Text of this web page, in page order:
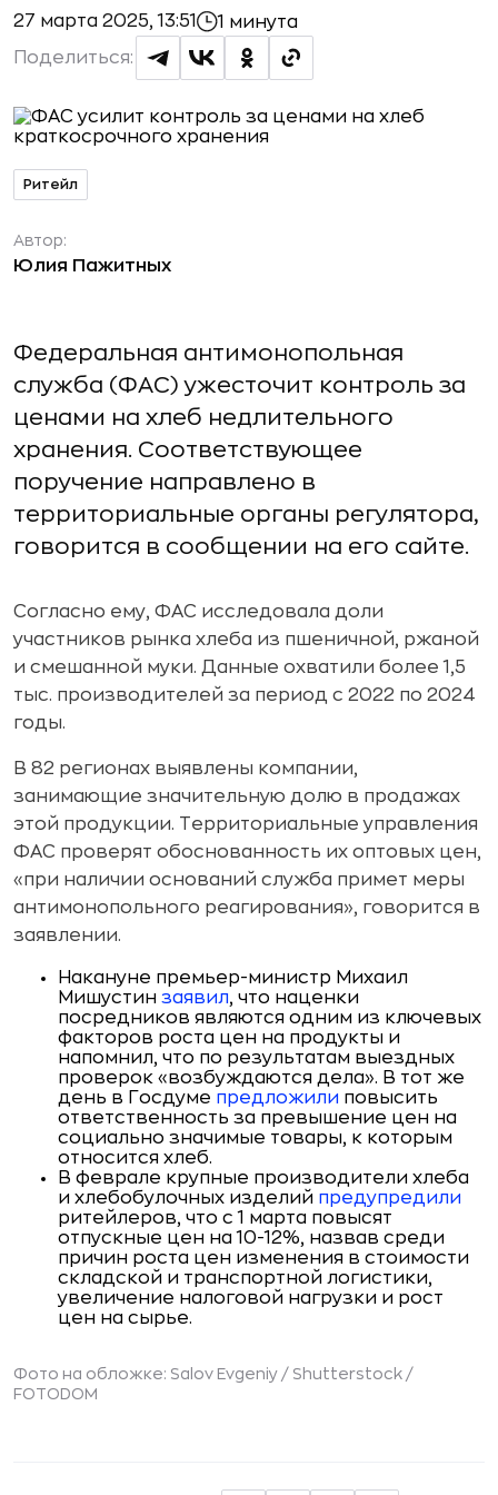
27 марта 2025, 13:51 1 минута
Поделиться:
Ритейл
Автор:
Юлия Пажитных
Федеральная антимонопольная
служба (ФАС) ужесточит контроль за
ценами на хлеб недлительного
хранения. Соответствующее
поручение направлено в
территориальные органы регулятора,
говорится в сообщении на его сайте.
Согласно ему, ФАС исследовала доли
участников рынка хлеба из пшеничной, ржаной
и смешанной муки. Данные охватили более 1,5
тыс. производителей за период с 2022 по 2024
годы.
В 82 регионах выявлены компании,
занимающие значительную долю в продажах
этой продукции. Территориальные управления
ФАС проверят обоснованность их оптовых цен,
«при наличии оснований служба примет меры
антимонопольного реагирования», говорится в
заявлении.
Накануне премьер-министр Михаил
Мишустин заявил, что наценки
посредников являются одним из ключевых
факторов роста цен на продукты и
напомнил, что по результатам выездных
проверок «возбуждаются дела». В тот же
день в Госдуме предложили повысить
ответственность за превышение цен на
социально значимые товары, к которым
относится хлеб.
В феврале крупные производители хлеба
и хлебобулочных изделий предупредили
ритейлеров, что с 1 марта повысят
отпускные цен на 10-12%, назвав среди
причин роста цен изменения в стоимости
складской и транспортной логистики,
увеличение налоговой нагрузки и рост
цен на сырье.
Фото на обложке: Salov Evgeniy / Shutterstock /
FOTODOM